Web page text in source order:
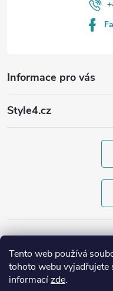
Tento web používá
tohoto webu vyjadřujete
informacízde.
Informace pro vás
Style4.cz